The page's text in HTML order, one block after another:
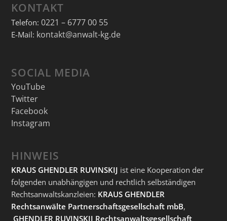
KONTAKT
Telefon: 0221 – 6777 00 55
E-Mail: kontakt@anwalt-kg.de
SOCIAL MEDIA
YouTube
Twitter
Facebook
Instagram
HINWEIS
KRAUS GHENDLER RUVINSKIJ ist eine Kooperation der
folgenden unabhängigen und rechtlich selbständigen
Rechtsanwaltskanzleien: KRAUS GHENDLER
Rechtsanwälte Partnerschaftsgesellschaft mbB,
GHENDLER RUVINSKIJ Rechtsanwaltsgesellschaft